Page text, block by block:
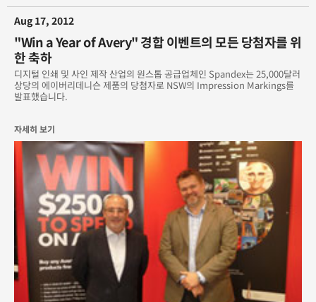
Aug 17, 2012
"Win a Year of Avery" 경합 이벤트의 모든 당첨자를 위
한 축하
디지털 인쇄 및 사인 제작 산업의 원스톱 공급업체인 Spandex는 25,000달러
상당의 에이버리데니슨 제품의 당첨자로 NSW의 Impression Markings를
발표했습니다.
자세히 보기
세포라(Sephora)의 미용 긴급 서비스
에이버리의 뛰어난 래핑 기술로 더욱 가치를 더한 세계에서 가장 비
싼 스포츠카
예술적 감각을 불어넣은 지하철
온라인 에이버리 그래픽 아카데미 개설
중국 광발은행(Guangfa Bank)의 새 단장을 지원한 에이버리데니
슨
중장비 기계의 화려한 변신
지구 온난화로 인해 옥외 그래픽 시장의 기회 확대
창의적 인테리어의 사무실
획기적인 온라인 툴을 활용하여 이상적인 차량 그래픽 제품 선택